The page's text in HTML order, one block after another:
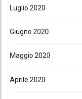
Luglio 2020
Giugno 2020
Maggio 2020
Aprile 2020